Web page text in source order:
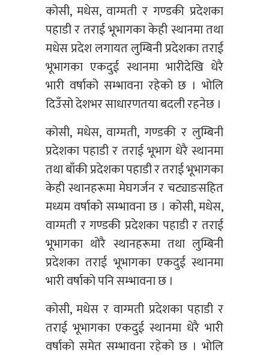
कोसी, मधेस, वाग्मती र गण्डकी प्रदेशका
पहाडी र तराई भूभागका केही स्थानमा तथा
मधेस प्रदेश लगायत लुम्बिनी प्रदेशका तराई
भूभागका एकदुई स्थानमा भारीदेखि धेरै
भारी वर्षाको सम्भावना रहेको छ । भोलि
दिउँसो देशभर साधारणतया बदली रहनेछ ।
कोसी, मधेस, वाग्मती, गण्डकी र लुम्बिनी
प्रदेशका पहाडी र तराई भूभाग धेरै स्थानमा
तथा बाँकी प्रदेशका पहाडी र तराई भूभागका
केही स्थानहरूमा मेघगर्जन र चट्याङसहित
मध्यम वर्षाको सम्भावना छ । कोसी, मधेस,
वाग्मती र गण्डकी प्रदेशका पहाडी र तराई
भूभागका थोरै स्थानहरूमा तथा लुम्बिनी
प्रदेशका तराई भूभागका एकदुई स्थानमा
भारी वर्षाको पनि सम्भावना छ ।
कोसी, मधेस र वाग्मती प्रदेशका पहाडी र
तराई भूभागका एकदुई स्थानमा धेरै भारी
वर्षाको समेत सम्भावना रहेको छ । भोलि